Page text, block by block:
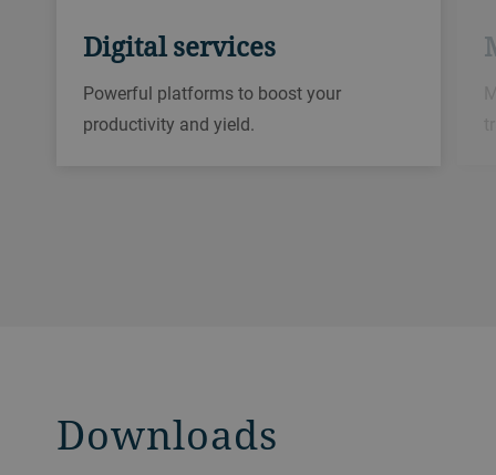
Digital services
Powerful platforms to boost your
productivity and yield.
Downloads